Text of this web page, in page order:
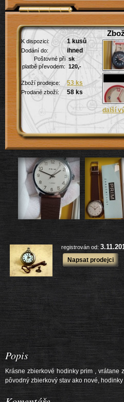
K dispozici: 1 kusů
ihned
Poštovné při sk
platbě převodem:
120,-
Zboží prodejce: 53 ks
registrován od:
Napsat prodejci
Popis
Krásne zbierkové hodinky prim , vrátane
pôvodný zbierkový stav ako nové,